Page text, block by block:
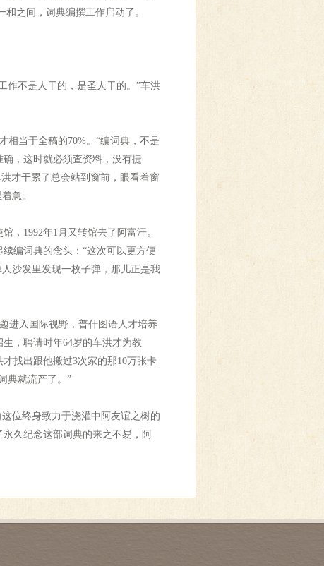
之间，词典编撰工作启动了。
不是人干的，是圣人干的。”车洪
当于全稿的70%。“编词典，不是
，这时就必须查资料，没有捷
才干累了总会站到窗前，眼看着窗
急。
1992年1月又转馆去了阿富汗。
编词典的念头：“这次可以更方便
沙发里发现一枚子弹，那儿正是我
进入国际视野，普什图语人才培养
，聘请时年64岁的车洪才为教
找出跟他搬过3次家的那10万张卡
典就流产了。”
位终身致力于浇灌中阿友谊之树的
久纪念这部词典的来之不易，阿